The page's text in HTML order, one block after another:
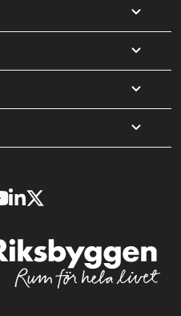
expand_more
expand_more
expand_more
expand_more